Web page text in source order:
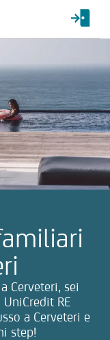
Cerveteri, sei
RE
a Cerveteri e
step!